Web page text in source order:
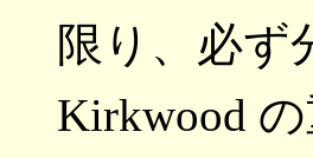
限り、必ず
Kirkwood